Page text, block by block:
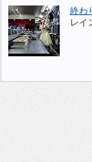
終わ
レイ